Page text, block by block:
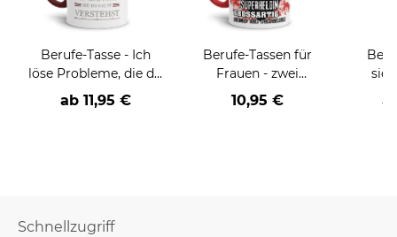
Berufe-Tasse - Ich
löse Probleme, die du
nicht verstehst -
verschiedene Berufe
ab 11,95 €
Berufe-Tassen für
Frauen - zwei
Farbvarianten
10,95 €
Schnellzugriff